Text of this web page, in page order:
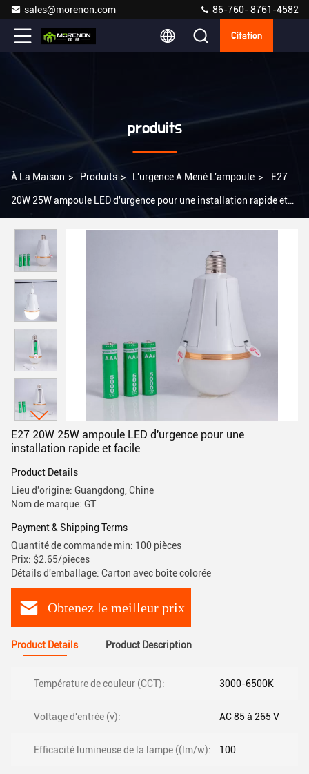
sales@morenon.com 86-760- 8761-4582
Citation
produits
À La Maison > Produits > L'urgence A Mené L'ampoule > E27
20W 25W ampoule LED d'urgence pour une installation rapide et
E27 20W 25W ampoule LED d'urgence pour une
installation rapide et facile
Product Details
Lieu d'origine: Guangdong, Chine
Nom de marque: GT
Payment & Shipping Terms
Quantité de commande min: 100 pièces
Prix: $2.65/pieces
Détails d'emballage: Carton avec boîte colorée
Obtenez le meilleur prix
Product Details Product Description
Température de couleur (CCT): 3000-6500K
Voltage d'entrée (v): AC 85 à 265 V
Efficacité lumineuse de la lampe ((lm/w): 100